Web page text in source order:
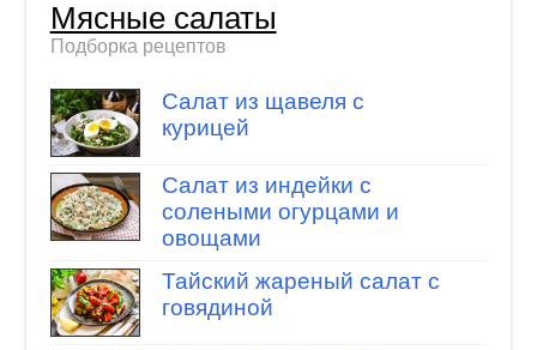
Мясные салаты
Подборка рецептов
Салат из щавеля с
курицей
Салат из индейки с
солеными огурцами и
овощами
Тайский жареный салат с
говядиной